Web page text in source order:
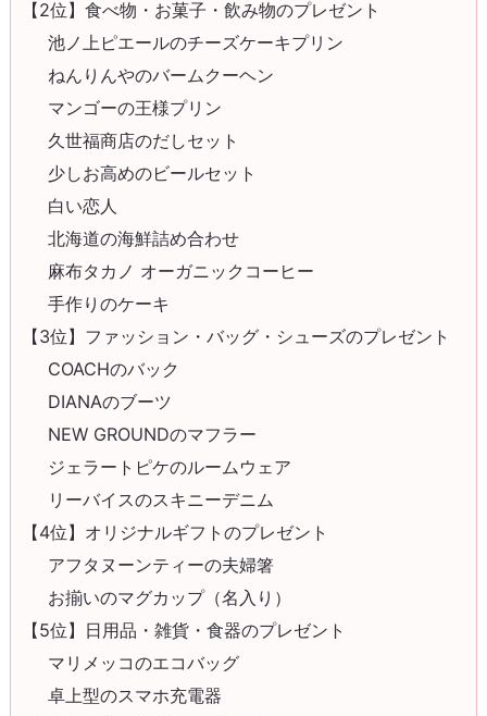
【2位】食べ物・お菓子・飲み物のプレゼント
池ノ上ピエールのチーズケーキプリン
ねんりんやのバームクーヘン
マンゴーの王様プリン
久世福商店のだしセット
少しお高めのビールセット
白い恋人
北海道の海鮮詰め合わせ
麻布タカノ オーガニックコーヒー
手作りのケーキ
【3位】ファッション・バッグ・シューズのプレゼント
COACHのバック
DIANAのブーツ
NEW GROUNDのマフラー
ジェラートピケのルームウェア
リーバイスのスキニーデニム
【4位】オリジナルギフトのプレゼント
アフタヌーンティーの夫婦箸
お揃いのマグカップ（名入り）
【5位】日用品・雑貨・食器のプレゼント
マリメッコのエコバッグ
卓上型のスマホ充電器